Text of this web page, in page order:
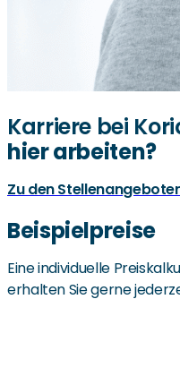
ein hauseigener Minibus
Unser Küchenteam
Gerichten. Dabei
Wünsche und Vorlieben
Karriere bei
hier arbeiten?
Zu den
Beispielpreise
Eine individuelle
erhalten Sie gerne